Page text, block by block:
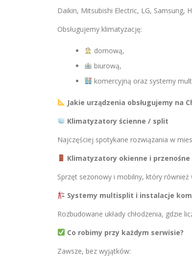
Daikin, Mitsubishi Electric, LG, Samsung,
Obsługujemy klimatyzację:
domową,
biurową,
komercyjną oraz systemy
Jakie urządzenia obsługujemy na
Klimatyzatory ścienne / split
Najczęściej spotykane rozwiązania w
Klimatyzatory okienne i przenośne
Sprzęt sezonowy i mobilny, który
Systemy multisplit i instalacje
Rozbudowane układy chłodzenia, gdzie
Co robimy przy każdym serwisie?
Zawsze, bez wyjątków: